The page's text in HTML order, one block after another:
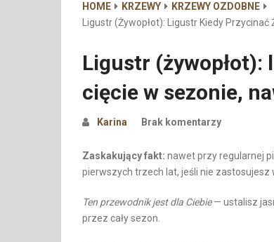
HOME KRZEWY
KRZEWY OZDOBNE
Ligustr (żywopłot): Ligustr Kiedy Przycinać
Ligustr (żywopłot):
cięcie w sezonie,
Karina Brak komentarzy
Zaskakujący fakt: nawet przy regularnej
pierwszych trzech lat, jeśli nie zastosujesz
Ten przewodnik jest dla Ciebie— ustalisz
przez cały sezon.